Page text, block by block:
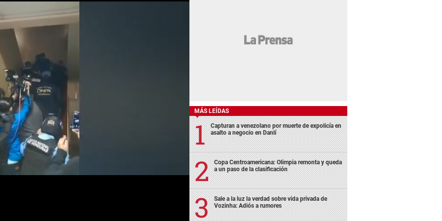
MÁS LEÍDAS
Capturan a venezolano por muerte de expolicía en
asalto a negocio en Danlí
Copa Centroamericana: Olimpia remonta y queda
a un paso de la clasificación
Sale a la luz la verdad sobre vida privada de
Vozinha: Adiós a rumores